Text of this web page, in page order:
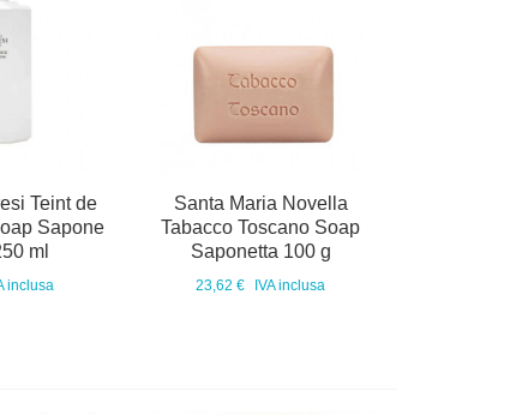
Teint de
Sapone
ml
inclusa
Santa Maria Novella
Tabacco Toscano Soap
Saponetta 100 g
23,62 € IVA inclusa